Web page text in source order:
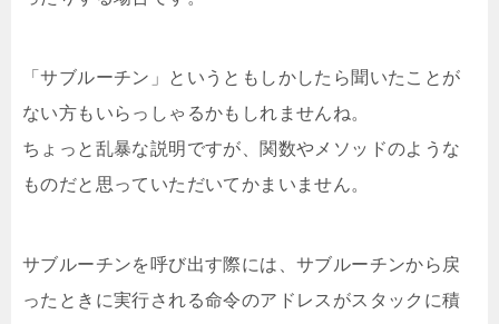
「サブルーチン」というともしかしたら聞いたことが
ない方もいらっしゃるかもしれませんね。
ちょっと乱暴な説明ですが、関数やメソッドのような
ものだと思っていただいてかまいません。
サブルーチンを呼び出す際には、サブルーチンから戻
ったときに実行される命令のアドレスがスタックに積